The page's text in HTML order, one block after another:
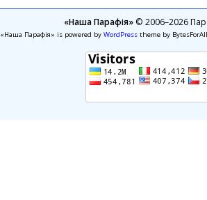
«Наша Парафія»© 2006–2026
«Наша Парафія» is powered by WordPresstheme by